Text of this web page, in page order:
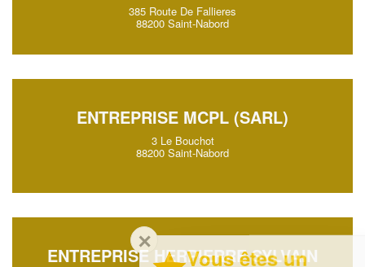
385 Route De Fallieres
88200 Saint-Nabord
ENTREPRISE MCPL (SARL)
3 Le Bouchot
88200 Saint-Nabord
ENTREPRISE HERPIERRE SYLVAIN
Vous êtes un